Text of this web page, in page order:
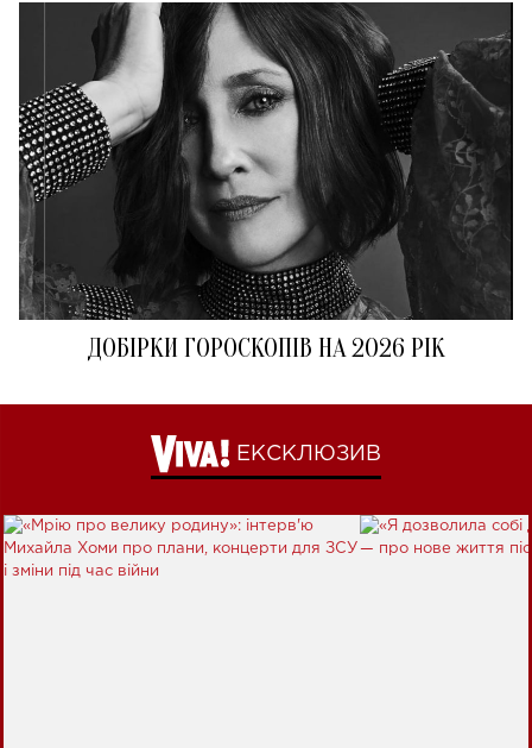
ДОБІРКИ ГОРОСКОПІВ НА 2026 РІК
ЕКСКЛЮЗИВ